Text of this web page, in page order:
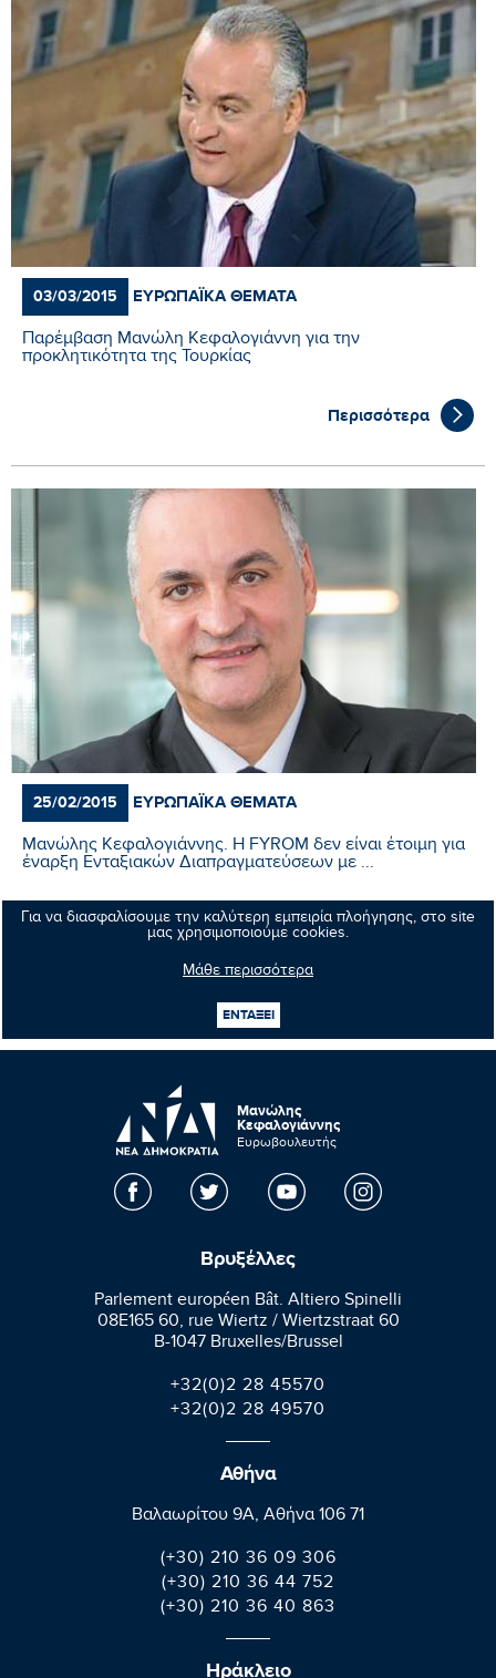
Για να διασφαλίσουμε την καλύτερη εμπειρία πλοήγησης, στο site
μας χρησιμοποιούμε cookies.
Μάθε περισσότερα
ΕΝΤΑΞΕΙ
03/03/2015 ΕΥΡΩΠΑΪΚΆ ΘΈΜΑΤΑ
Παρέμβαση Μανώλη Κεφαλογιάννη για την
προκλητικότητα της Τουρκίας
Περισσότερα
25/02/2015 ΕΥΡΩΠΑΪΚΆ ΘΈΜΑΤΑ
Μανώλης Κεφαλογιάννης. Η FYROM δεν είναι έτοιμη για
έναρξη Ενταξιακών Διαπραγματεύσεων με ...
Περισσότερα
166 167
Μανώλης
Κεφαλογιάννης
Ευρωβουλευτής
Βρυξέλλες
Parlement européen Bât. Altiero Spinelli
08E165 60, rue Wiertz / Wiertzstraat 60
B-1047 Bruxelles/Brussel
+32(0)2 28 45570
+32(0)2 28 49570
Αθήνα
Βαλαωρίτου 9A, Aθήνα 106 71
(+30) 210 36 09 306
(+30) 210 36 44 752
(+30) 210 36 40 863
Ηράκλειο